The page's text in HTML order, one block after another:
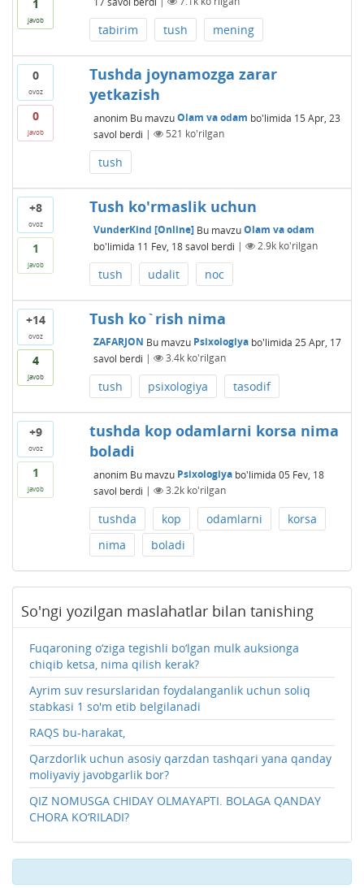
1
javob
tabirim tush mening
0
ovoz
0
javob
Tushda joynamozga zarar
yetkazish
anonim Bu mavzuOlam va odam bo'limida 15 Apr, 23
savol berdi | 521 ko'rilgan
tush
+8
ovoz
1
javob
Tush ko'rmaslik uchun
VunderKind [Online] Bu mavzuOlam va odam
bo'limida 11 Fev, 18 savol berdi | 2.9kko'rilgan
tush udalit noc
+14
ovoz
4
javob
Tush ko`rish nima
ZAFARJON Bu mavzu Psixologiyabo'limida 25 Apr, 17
savol berdi | 3.4kko'rilgan
tush psixologiya tasodif
+9
ovoz
1
javob
tushda kop odamlarni korsa nima
boladi
anonim Bu mavzu Psixologiyabo'limida 05 Fev, 18
savol berdi | 3.2kko'rilgan
tushda kop odamlarni
korsa
nima
boladi
So'ngi yozilgan maslahatlar bilan tanishing
Fuqaroning o‘ziga tegishli bo‘lgan mulk auksionga
chiqib ketsa, nima qilish kerak?
Ayrim suv resurslaridan foydalanganlik uchun soliq
stabkasi 1 so'm etib belgilanadi
RAQS bu-harakat,
Qarzdorlik uchun asosiy qarzdan tashqari yana qanday
moliyaviy javobgarlik bor?
QIZ NOMUSGA CHIDAY OLMAYAPTI. BOLAGA QANDAY
CHORA KO‘RILADI?